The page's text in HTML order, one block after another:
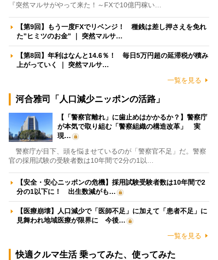
『突然マルサがやって来た！～FXで10億円稼い…
【第9回】もう一度FXでリベンジ！ 種銭は差し押さえを免れ
た”ヒミツのお金” ｜ 突然マルサ…
【第8回】年利はなんと14.6％！ 毎日5万円超の延滞税が積み
上がっていく ｜ 突然マルサ…
一覧を見る
河合雅司「人口減少ニッポンの活路」
【「警察官離れ」に歯止めはかかるか？】警察庁
が本気で取り組む「警察組織の構造改革」 実
現…
警察庁が目下、頭を悩ませているのが「警察官不足」だ。警察
官の採用試験の受験者数は10年間で2分の1以…
【安全・安心ニッポンの危機】採用試験受験者数は10年間で2
分の1以下に！ 出生数減がも…
【医療崩壊】人口減少で「医師不足」に加えて「患者不足」に
見舞われ地域医療が限界に 今後…
一覧を見る
快適クルマ生活 乗ってみた、使ってみた